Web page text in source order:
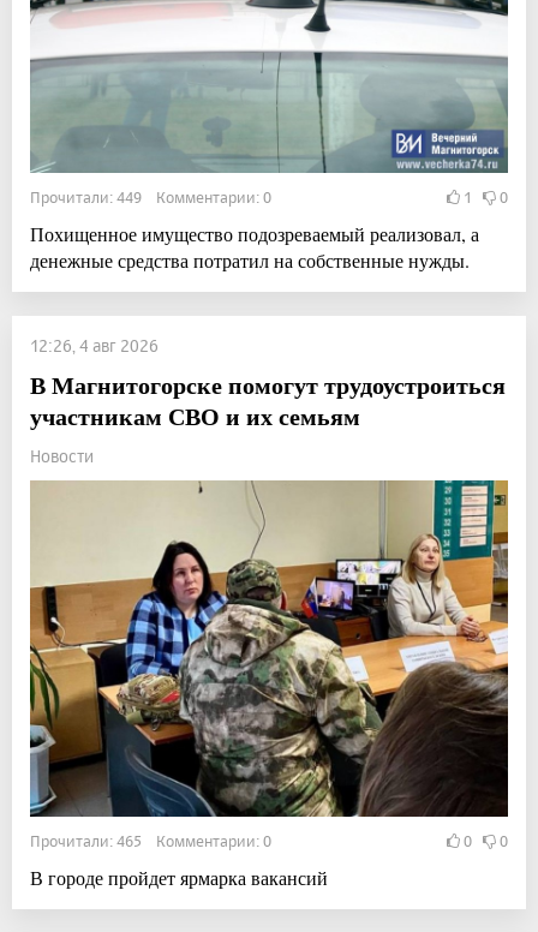
Прочитали: 449 Комментарии: 0 1 0
Похищенное имущество подозреваемый реализовал, а
денежные средства потратил на собственные нужды.
12:26, 4 авг 2026
В Магнитогорске помогут трудоустроиться
участникам СВО и их семьям
Новости
Прочитали: 465 Комментарии: 0 0 0
В городе пройдет ярмарка вакансий